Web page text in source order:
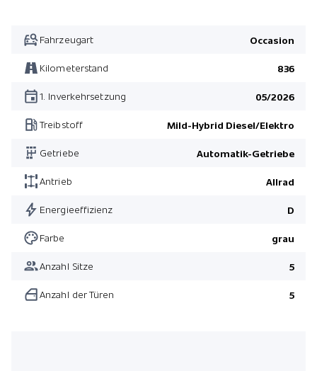
Pack AMG Line Premium
selenitgrau metallic
Advanced Soundsystem
Pack Night
Ausstattung AMG Line
Pack AMG Line Premium
Ausstattung AMG Line
Pack Fahrassistenz Plus
Pack Winter
Fahrzeugart Occasion
Kilometerstand 836
1. Inverkehrsetzung 05/2026
Treibstoff Mild-Hybrid Diesel/Elektro
Getriebe Automatik-Getriebe
Antrieb Allrad
Energieeffizienz D
Farbe grau
Anzahl Sitze 5
Anzahl der Türen 5